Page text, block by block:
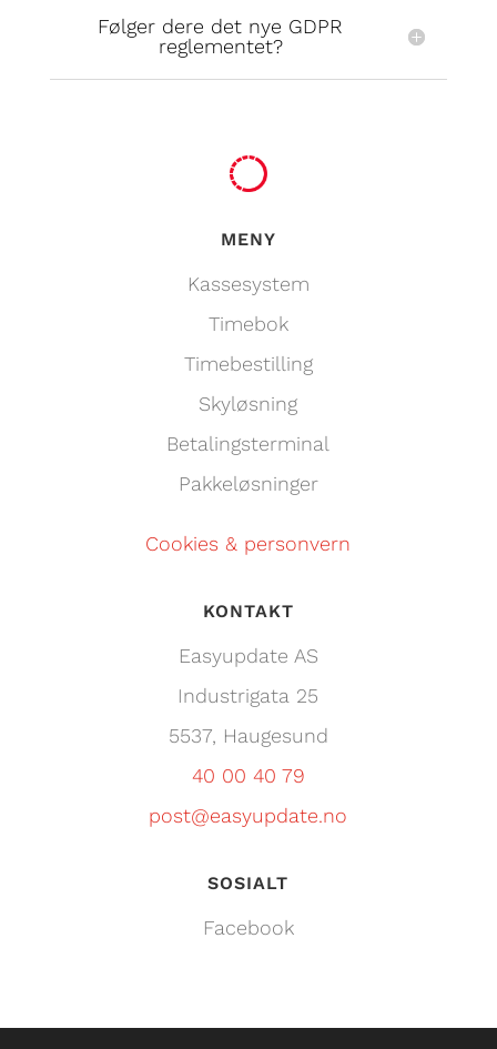
Følger dere det nye GDPR
reglementet?
MENY
Kassesystem
Timebok
Timebestilling
Skyløsning
Betalingsterminal
Pakkeløsninger
Cookies & personvern
KONTAKT
Easyupdate AS
Industrigata 25
5537, Haugesund
40 00 40 79
post@easyupdate.no
SOSIALT
Facebook